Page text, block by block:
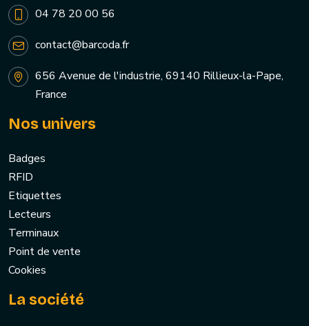
04 78 20 00 56
contact@barcoda.fr
656 Avenue de l'industrie, 69140 Rillieux-la-Pape,
France
Nos univers
Badges
RFID
Etiquettes
Lecteurs
Terminaux
Point de vente
Cookies
La société